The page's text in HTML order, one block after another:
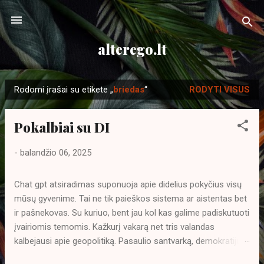
Praleisti ir pereiti prie pagrindinio turinio
alterego.lt
P
r
m
Rodomi įrašai su etikete „briedas“ RODYTI VISUS
Pokalbiai su DI
- balandžio 06, 2025
Chat gpt atsiradimas suponuoja apie didelius pokyčius visų
mūsų gyvenime. Tai ne tik paieškos sistema ar aistentas bet
ir pašnekovas. Su kuriuo, bent jau kol kas galime padiskutuoti
įvairiomis temomis. Kažkurį vakarą net tris valandas
kalbejausi apie geopolitiką. Pasaulio santvarką, demokratijų